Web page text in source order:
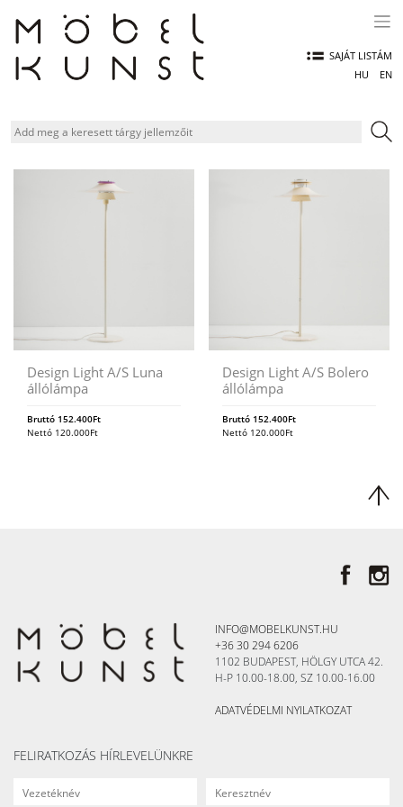
content
SAJÁT LISTÁM
HU
EN
Design Light A/S Luna
állólámpa
Bruttó 152.400Ft
Nettó 120.000Ft
Design Light A/S Bolero
állólámpa
Bruttó 152.400Ft
Nettó 120.000Ft
INFO@MOBELKUNST.HU
+36 30 294 6206
1102 BUDAPEST, HÖLGY UTCA 42.
H-P 10.00-18.00, SZ 10.00-16.00
ADATVÉDELMI NYILATKOZAT
FELIRATKOZÁS HÍRLEVELÜNKRE